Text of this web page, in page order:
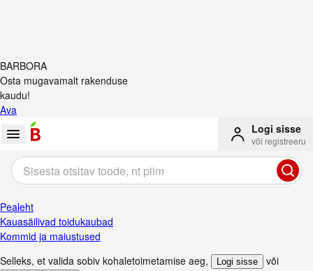
BARBORA
Osta mugavamalt rakenduse
kaudu!
Ava
Logi sisse
või registreeru
Pealeht
Kauasäilivad toidukaubad
Kommid ja maiustused
Selleks, et valida sobiv kohaletoimetamise aeg, Logi sisse või